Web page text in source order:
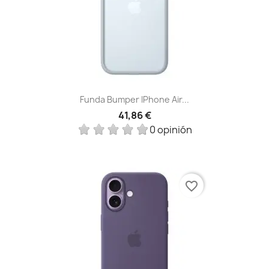
Funda Bumper IPhone Air...
41,86 €
0 opinión
favorite_border